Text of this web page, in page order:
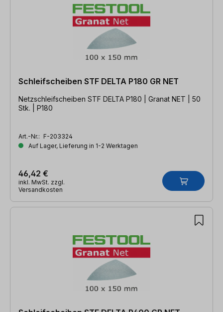
Schleifscheiben STF DELTA P180 GR NET
Netzschleifscheiben STF DELTA P180 | Granat NET | 50
Stk. | P180
Art.-Nr.: F-203324
Auf Lager, Lieferung in 1-2 Werktagen
46,42 €
inkl. MwSt. zzgl.
Versandkosten